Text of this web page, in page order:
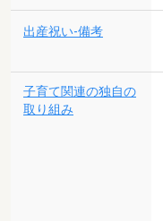
出産祝い-備考
子育て関連の独自の
取り組み